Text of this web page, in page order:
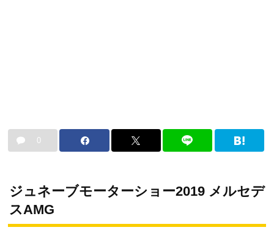
0
ジュネーブモーターショー2019 メルセデ
スAMG